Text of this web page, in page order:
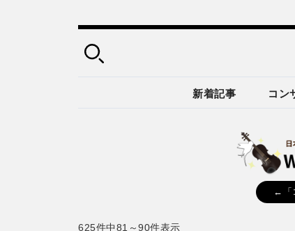
新着記事 コン
←「
625件中81～90件表示